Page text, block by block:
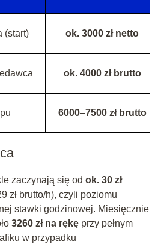
(start) ok. 3000 zł netto
ok. 4000 zł brutto
6000–7500 zł brutto
zaczynają się od ok. 30 zł
zł brutto/h), czyli poziomu
stawki godzinowej. Miesięcznie
3260 zł na rękęprzy pełnym
w przypadku